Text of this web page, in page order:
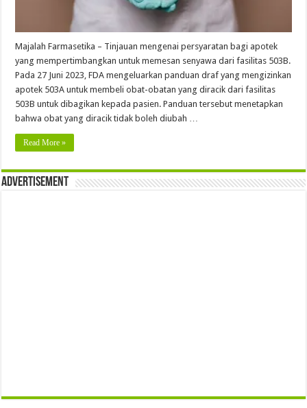
Majalah Farmasetika – Tinjauan mengenai persyaratan bagi apotek
yang mempertimbangkan untuk memesan senyawa dari fasilitas 503B.
Pada 27 Juni 2023, FDA mengeluarkan panduan draf yang mengizinkan
apotek 503A untuk membeli obat-obatan yang diracik dari fasilitas
503B untuk dibagikan kepada pasien. Panduan tersebut menetapkan
bahwa obat yang diracik tidak boleh diubah …
Read More »
Advertisement